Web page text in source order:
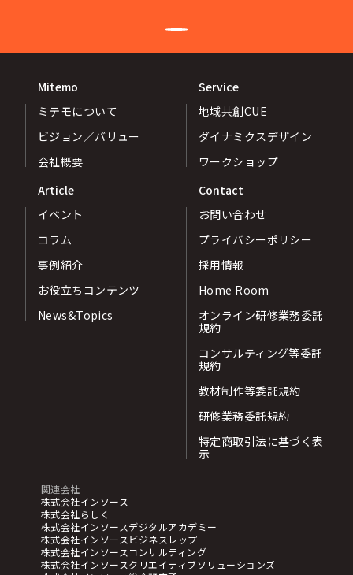
Mitemo
ミテモについて
ビジョン／バリュー
会社概要
Service
地域共創CUE
ダイナミクスデザイン
ワークショップ
Article
イベント
コラム
事例紹介
お役立ちコンテンツ
News&Topics
Contact
お問い合わせ
プライバシーポリシー
採用情報
Home Room
オンライン研修業務委託
規約
コンサルティング等委託
規約
教材制作等委託規約
研修業務委託規約
特定商取引法に基づく表
示
関連会社
株式会社インソース
株式会社らしく
株式会社インソースデジタルアカデミー
株式会社インソースビジネスレップ
株式会社インソースコンサルティング
株式会社インソースクリエイティブソリューションズ